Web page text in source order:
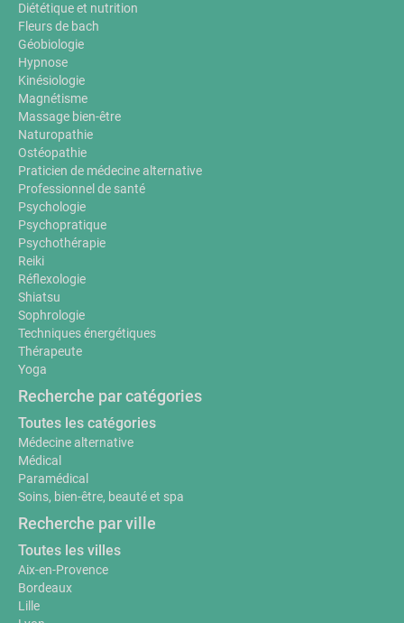
Diététique et nutrition
Fleurs de bach
Géobiologie
Hypnose
Kinésiologie
Magnétisme
Massage bien-être
Naturopathie
Ostéopathie
Praticien de médecine alternative
Professionnel de santé
Psychologie
Psychopratique
Psychothérapie
Reiki
Réflexologie
Shiatsu
Sophrologie
Techniques énergétiques
Thérapeute
Yoga
Recherche par catégories
Toutes les catégories
Médecine alternative
Médical
Paramédical
Soins, bien-être, beauté et spa
Recherche par ville
Toutes les villes
Aix-en-Provence
Bordeaux
Lille